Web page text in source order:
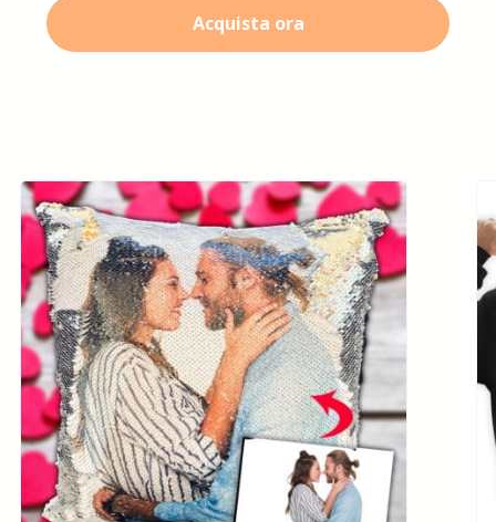
Acquista ora